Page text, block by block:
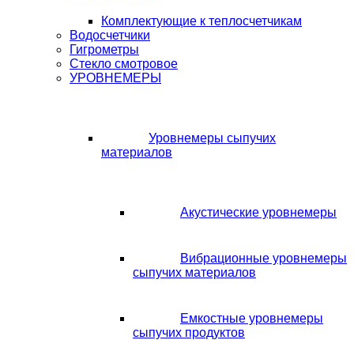
Комплектующие к теплосчетчикам
Водосчетчики
Гигрометры
Стекло смотровое
УРОВНЕМЕРЫ
Уровнемеры сыпучих
материалов
Акустические уровнемеры
Вибрационные уровнемеры
сыпучих материалов
Емкостные уровнемеры
сыпучих продуктов